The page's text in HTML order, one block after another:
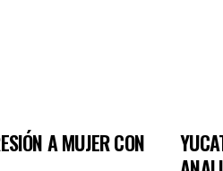
A MUJER CON